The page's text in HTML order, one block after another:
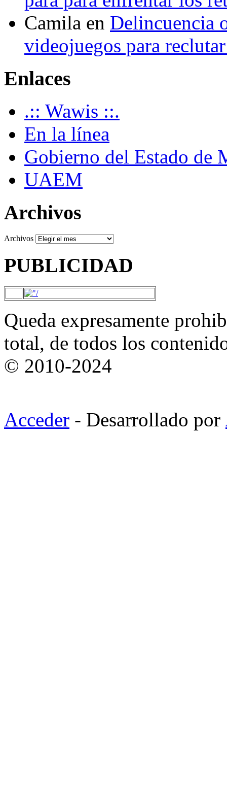
Camila en Delincuencia
videojuegos para
Enlaces
.:: Wawis ::.
En la línea
Gobierno del Estado de
UAEM
Archivos
Archivos
PUBLICIDAD
Queda expresamente
total, de todos los
© 2010-2024
Acceder - Desarrollado por